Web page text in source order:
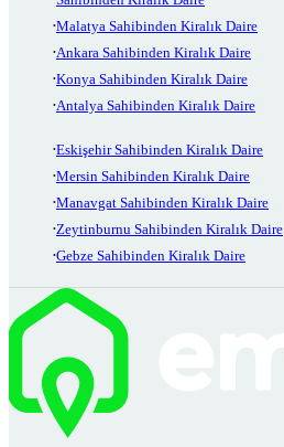
Malatya Sahibinden Kiralık Daire
Ankara Sahibinden Kiralık Daire
Konya Sahibinden Kiralık Daire
Antalya Sahibinden Kiralık Daire
Eskişehir Sahibinden Kiralık Daire
Mersin Sahibinden Kiralık Daire
Manavgat Sahibinden Kiralık Daire
Zeytinburnu Sahibinden Kiralık Daire
Gebze Sahibinden Kiralık Daire